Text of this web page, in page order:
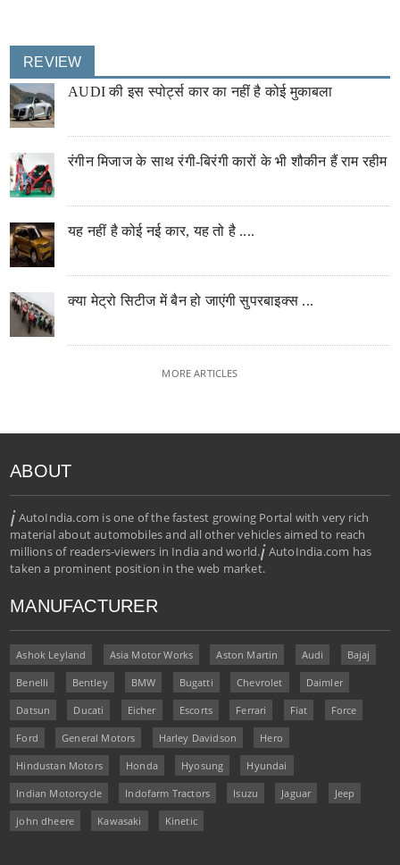
REVIEW
AUDI की इस स्पोर्ट्स कार का नहीं है कोई मुकाबला
रंगीन मिजाज के साथ रंगी-बिरंगी कारों के भी शौकीन हैं राम रहीम
यह नहीं है कोई नई कार, यह तो है ....
क्या मेट्रो सिटीज में बैन हो जाएंगी सुपरबाइक्स ...
MORE ARTICLES
ABOUT
iAutoIndia.com is one of the fastest growing Portal with very rich
material about automobiles and all other vehicles aimed to reach
millions of readers-viewers in India and world.iAutoIndia.com has
taken a prominent position in the web market.
MANUFACTURER
Ashok Leyland Asia Motor Works Aston Martin Audi Bajaj
Benelli Bentley BMW Bugatti Chevrolet Daimler
Datsun Ducati Eicher Escorts Ferrari Fiat Force
Ford General Motors Harley Davidson Hero
Hindustan Motors Honda Hyosung Hyundai
Indian Motorcycle Indofarm Tractors Isuzu Jaguar Jeep
john dheere Kawasaki Kinetic